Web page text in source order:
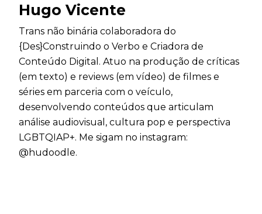
Hugo Vicente
Trans não binária colaboradora do
{Des}Construindo o Verbo e Criadora de
Conteúdo Digital. Atuo na produção de críticas
(em texto) e reviews (em vídeo) de filmes e
séries em parceria com o veículo,
desenvolvendo conteúdos que articulam
análise audiovisual, cultura pop e perspectiva
LGBTQIAP+. Me sigam no instagram:
@hudoodle.